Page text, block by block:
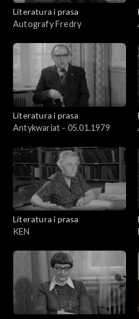
Literatura i prasa
Autografy Fredry
Literatura i prasa
Antykwariat - 05.01.1979
Literatura i prasa
KEN